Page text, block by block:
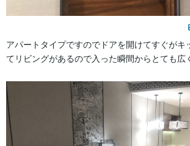
アパートタイプですのでドアを開けてすぐがキ
てリビングがあるので入った瞬間からとても広